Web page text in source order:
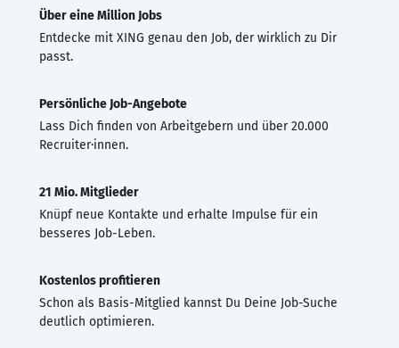
Über eine Million Jobs
Entdecke mit XING genau den Job, der wirklich zu Dir
passt.
Persönliche Job-Angebote
Lass Dich finden von Arbeitgebern und über 20.000
Recruiter·innen.
21 Mio. Mitglieder
Knüpf neue Kontakte und erhalte Impulse für ein
besseres Job-Leben.
Kostenlos profitieren
Schon als Basis-Mitglied kannst Du Deine Job-Suche
deutlich optimieren.